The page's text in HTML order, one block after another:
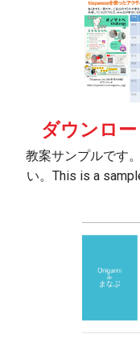
ダウンロ
教案サンプルです
い。This is a